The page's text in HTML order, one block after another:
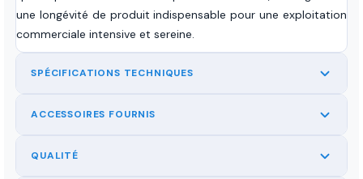
une longévité de produit indispensable pour une exploitation
commerciale intensive et sereine.
SPÉCIFICATIONS TECHNIQUES
ACCESSOIRES FOURNIS
QUALITÉ